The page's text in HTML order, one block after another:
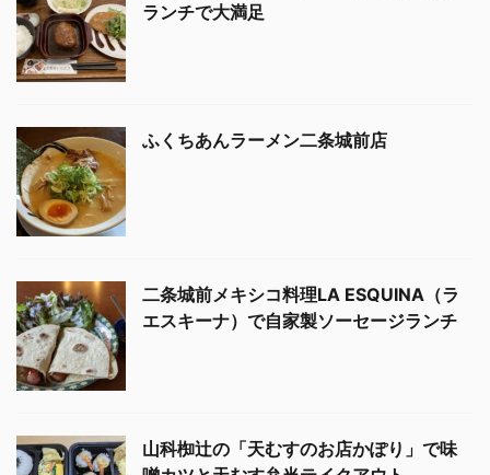
ランチで大満足
ふくちあんラーメン二条城前店
二条城前メキシコ料理LA ESQUINA（ラ
エスキーナ）で自家製ソーセージランチ
山科椥辻の「天むすのお店かぽり」で味